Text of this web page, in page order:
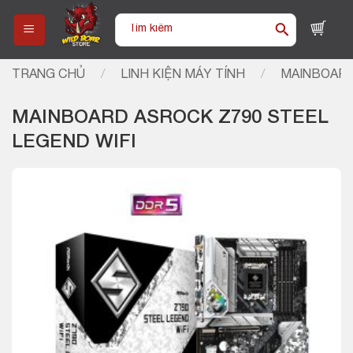
content
Tìm
TRANG CHỦ / LINH KIỆN MÁY TÍNH /
MAINBOARD ASROCK Z790 STEEL
LEGEND WIFI